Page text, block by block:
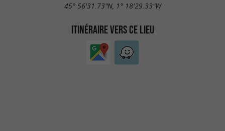
45° 56'31.73"N, 1° 18'29.33"W
ITINÉRAIRE VERS CE LIEU